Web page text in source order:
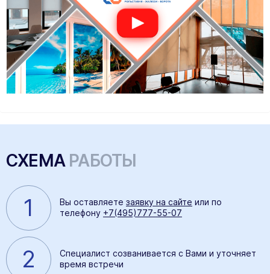
СХЕМАРАБОТЫ
1 Вы оставляете заявку на сайте или по
телефону +7(495)777-55-07
2
Специалист созванивается с Вами и уточняет
время встречи